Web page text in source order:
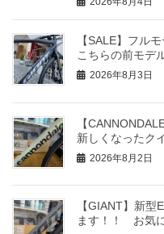
【SALE】フル
こちらの前モデ
2026年8月3日
【
新しくなったク
2026年8月2日
【GIANT】新
ます！！ お気